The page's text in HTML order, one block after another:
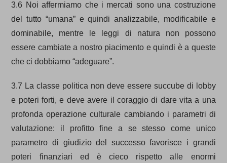
3.6 Noi affermiamo che i mercati sono una costruzione
del tutto “umana” e quindi analizzabile, modificabile e
dominabile, mentre le leggi di natura non possono
essere cambiate a nostro piacimento e quindi è a queste
che ci dobbiamo “adeguare”.
3.7 La classe politica non deve essere succube di lobby
e poteri forti, e deve avere il coraggio di dare vita a una
profonda operazione culturale cambiando i parametri di
valutazione: il profitto fine a se stesso come unico
parametro di giudizio del successo favorisce i grandi
poteri finanziari ed è cieco rispetto alle enormi